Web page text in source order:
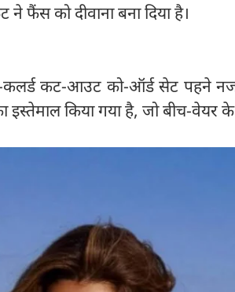
को दीवाना बना दिया है।
कलर्ड कट-आउट को-ऑर्ड सेट पहने
इस्तेमाल किया गया है, जो बीच-वेयर